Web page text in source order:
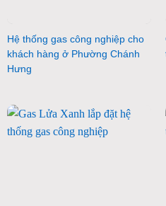
Hệ thống gas công nghiệp cho
khách hàng ở Phường Chánh
Hưng